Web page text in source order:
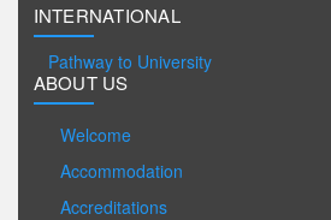
INTERNATIONAL
Pathway to University
ABOUT US
Welcome
Accommodation
Accreditations